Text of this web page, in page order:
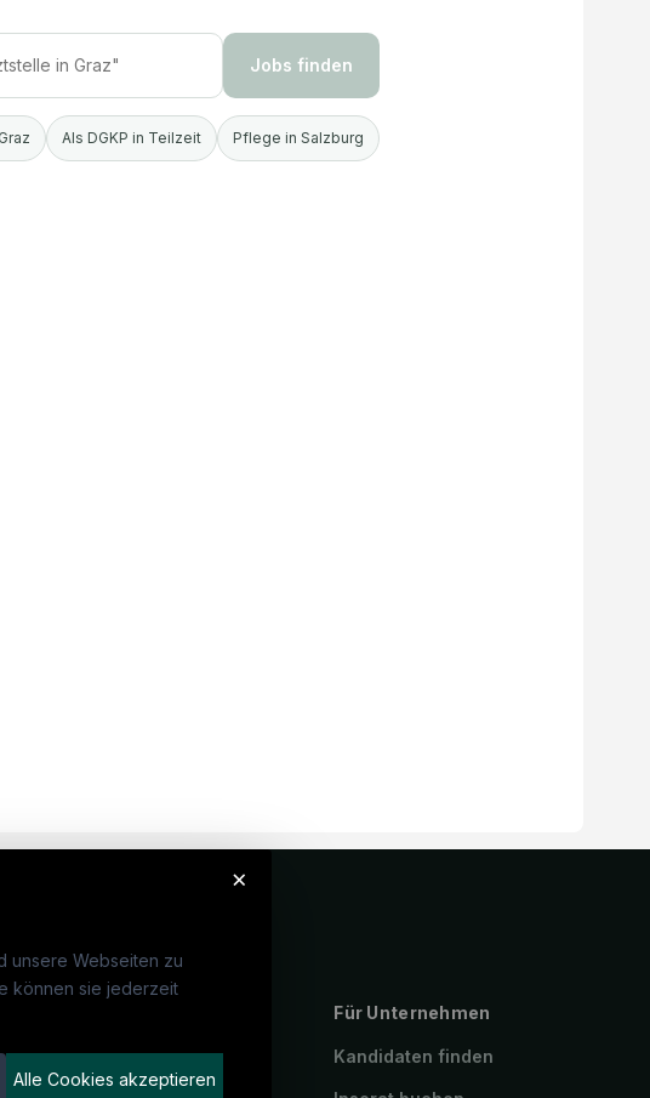
Jobs finden
Als DGKP in Teilzeit Pflege in Salzburg
×
unsere Webseiten zu
können sie jederzeit
Alle Cookies akzeptieren
DGKP
Für Unternehmen
Kandidaten finden